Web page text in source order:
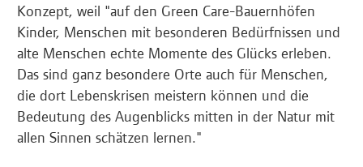
Konzept, weil "auf den Green Care-Bauernhöfen
Kinder, Menschen mit besonderen Bedürfnissen und
alte Menschen echte Momente des Glücks erleben.
Das sind ganz besondere Orte auch für Menschen,
die dort Lebenskrisen meistern können und die
Bedeutung des Augenblicks mitten in der Natur mit
allen Sinnen schätzen lernen."